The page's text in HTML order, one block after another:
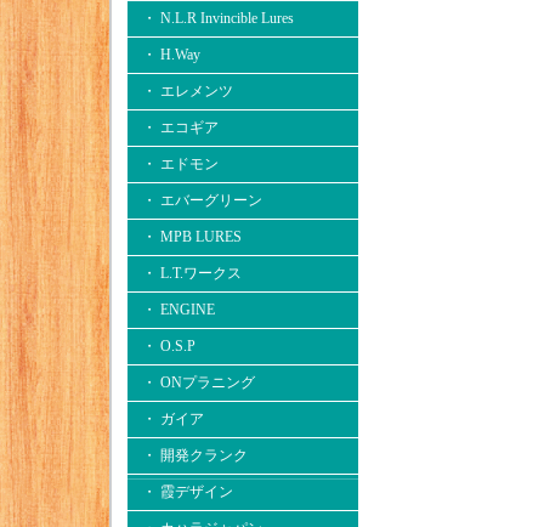
・ N.L.R Invincible Lures
・ H.Way
・ エレメンツ
・ エコギア
・ エドモン
・ エバーグリーン
・ MPB LURES
・ L.T.ワークス
・ ENGINE
・ O.S.P
・ ONプラニング
・ ガイア
・ 開発クランク
・ 霞デザイン